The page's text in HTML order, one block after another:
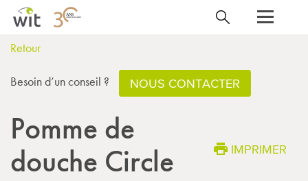
Retour
Besoin d’un conseil ? NOUS CONTACTER
Pomme de
douche Circle
IMPRIMER